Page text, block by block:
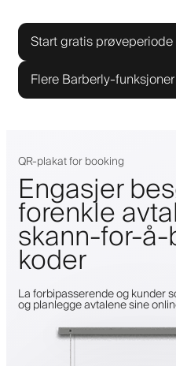
Start gratis prøveperiode
Flere Barberly-funksjoner
QR-plakat for booking
Engasjer
forenkle
skann-for-
koder
La forbipasserende og kunder
og planlegge avtalene sine